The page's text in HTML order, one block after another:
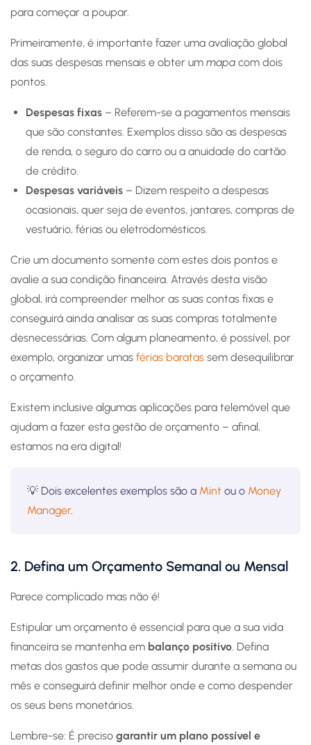
para começar a poupar.
Primeiramente, é importante fazer uma avaliação global
das suas despesas mensais e obter um mapa com dois
pontos.
Despesas fixas – Referem-se a pagamentos mensais
que são constantes. Exemplos disso são as despesas
de renda, o seguro do carro ou a anuidade do cartão
de crédito.
Despesas variáveis – Dizem respeito a despesas
ocasionais, quer seja de eventos, jantares, compras de
vestuário, férias ou eletrodomésticos.
Crie um documento somente com estes dois pontos e
avalie a sua condição financeira. Através desta visão
global, irá compreender melhor as suas contas fixas e
conseguirá ainda analisar as suas compras totalmente
desnecessárias. Com algum planeamento, é possível, por
exemplo, organizar umas férias baratas sem desequilibrar
o orçamento.
Existem inclusive algumas aplicações para telemóvel que
ajudam a fazer esta gestão de orçamento – afinal,
estamos na era digital!
💡 Dois excelentes exemplos são a Mint ou o Money
Manager.
2. Defina um Orçamento Semanal ou Mensal
Parece complicado mas não é!
Estipular um orçamento é essencial para que a sua vida
financeira se mantenha em balanço positivo. Defina
metas dos gastos que pode assumir durante a semana ou
mês e conseguirá definir melhor onde e como despender
os seus bens monetários.
Lembre-se: É preciso garantir um plano possível e